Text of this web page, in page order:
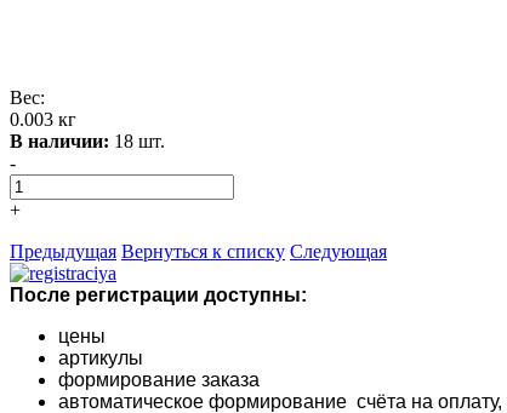
Вес:
0.003 кг
В наличии: 18 шт.
-
+
Предыдущая Вернуться к списку Следующая
После регистрации доступны:
цены
артикулы
формирование заказа
автоматическое формирование счёта на оплату,